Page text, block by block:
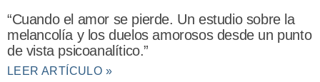
“Cuando el amor se pierde. Un estudio sobre la
melancolía y los duelos amorosos desde un punto
de vista psicoanalítico.”
LEER ARTÍCULO »